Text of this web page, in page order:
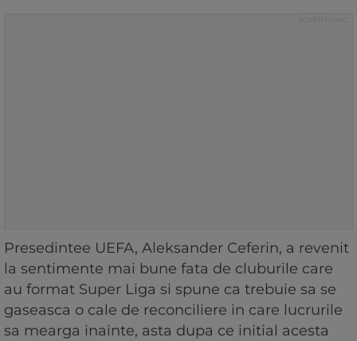
Presedintee UEFA, Aleksander Ceferin, a revenit
la sentimente mai bune fata de cluburile care
au format Super Liga si spune ca trebuie sa se
gaseasca o cale de reconciliere in care lucrurile
sa mearga inainte, asta dupa ce initial acesta